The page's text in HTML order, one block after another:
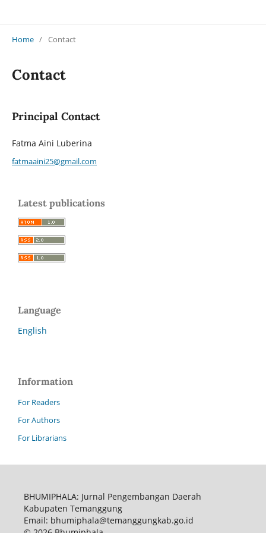
Home / Contact
Contact
Principal Contact
Fatma Aini Luberina
fatmaaini25@gmail.com
Latest publications
Language
English
Information
For Readers
For Authors
For Librarians
BHUMIPHALA: Jurnal Pengembangan Daerah
Kabupaten Temanggung
Email: bhumiphala@temanggungkab.go.id